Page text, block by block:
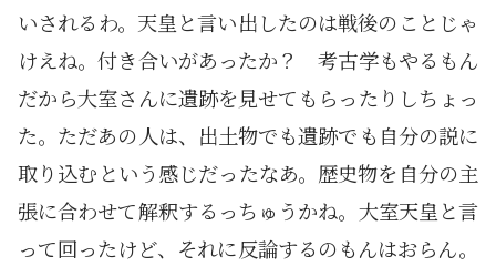
いされるわ。天皇と言い出したのは戦後のことじゃ
けえね。付き合いがあったか？ 考古学もやるもん
だから大室さんに遺跡を見せてもらったりしちょっ
た。ただあの人は、出土物でも遺跡でも自分の説に
取り込むという感じだったなあ。歴史物を自分の主
張に合わせて解釈するっちゅうかね。大室天皇と言
って回ったけど、それに反論するのもんはおらん。